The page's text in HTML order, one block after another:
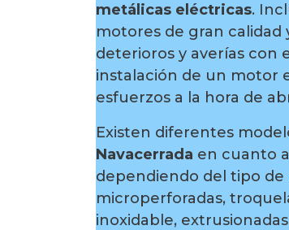
metálicas eléctricas.
motores de gran calidad
deterioros y averías con
instalación de un motor
esfuerzos a la hora de
Existen diferentes
Navacerrada en cuanto
dependiendo del tipo de
microperforadas,
inoxidable,